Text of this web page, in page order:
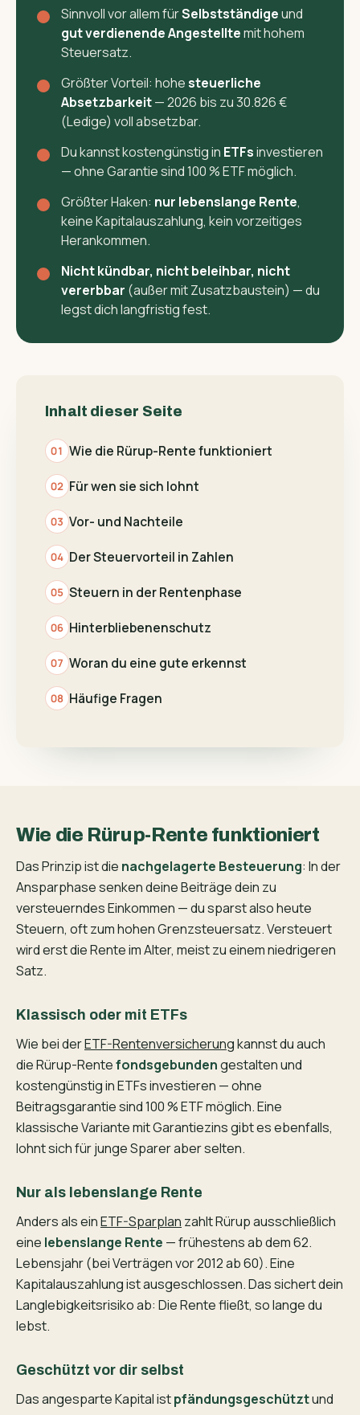
Sinnvoll vor allem fürSelbstständigeund
gut verdienende Angestelltemit hohem
Steuersatz.
Größter Vorteil: hohesteuerliche
Absetzbarkeit— 2026 bis zu 30.826 €
(Ledige) voll absetzbar.
Du kannst kostengünstig in ETFsinvestieren
— ohne Garantie sind 100 % ETF möglich.
Größter Haken: nur lebenslange Rente,
keine Kapitalauszahlung, kein vorzeitiges
Herankommen.
Nicht kündbar, nicht beleihbar, nicht
vererbbar (außer mit Zusatzbaustein) — du
legst dich langfristig fest.
Inhalt dieser Seite
Wie die Rürup-Rente funktioniert
Für wen sie sich lohnt
Vor- und Nachteile
Der Steuervorteil in Zahlen
Steuern in der Rentenphase
Hinterbliebenen­schutz
Woran du eine gute erkennst
Häufige Fragen
Wie die Rürup-Rente funktioniert
Das Prinzip ist die nachgelagerte Besteuerung: In der
Ansparphase senken deine Beiträge dein zu
versteuerndes Einkommen — du sparst also heute
Steuern, oft zum hohen Grenzsteuersatz. Versteuert
wird erst die Rente im Alter, meist zu einem niedrigeren
Satz.
Klassisch oder mit ETFs
Wie bei derETF-Rentenversicherungkannst du auch
die Rürup-Rentefondsgebundengestalten und
kostengünstig in ETFs investieren — ohne
Beitragsgarantie sind 100 % ETF möglich. Eine
klassische Variante mit Garantiezins gibt es ebenfalls,
lohnt sich für junge Sparer aber selten.
Nur als lebenslange Rente
Anders als einETF-Sparplan zahlt Rürup ausschließlich
eine lebenslange Rente — frühestens ab dem 62.
Lebensjahr (bei Verträgen vor 2012 ab 60). Eine
Kapitalauszahlung ist ausgeschlossen. Das sichert dein
Langlebigkeits­risiko ab: Die Rente fließt, so lange du
lebst.
Geschützt vor dir selbst
Das angesparte Kapital istpfändungsgeschütztund